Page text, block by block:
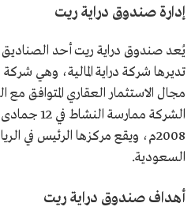
إدارة صندوق دراية ريت
يُعد صندوق دراية ريت أحد الصناديق
تديرها شركة دراية المالية، وهي
مجال الاستثمار العقاري المتوافق
2008م، ويقع مركزها الرئيس في
السعودية.
أهداف صندوق دراية ريت